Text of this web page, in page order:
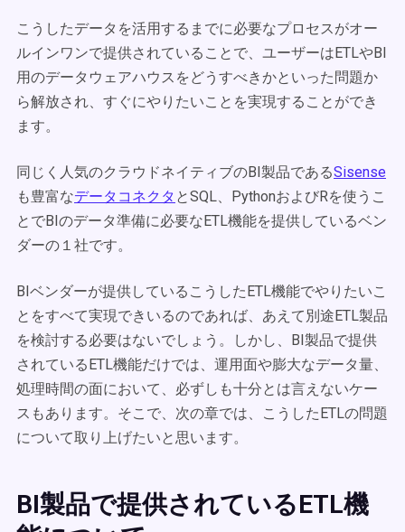
こうしたデータを活用するまでに必要なプロセスがオー
ルインワンで提供されていることで、ユーザーはETLやBI
用のデータウェアハウスをどうすべきかといった問題か
ら解放され、すぐにやりたいことを実現することができ
ます。
同じく人気のクラウドネイティブのBI製品であるSisense
も豊富なデータコネクタ とSQL、PythonおよびRを使うこ
とでBIのデータ準備に必要なETL機能を提供しているベン
ダーの１社です。
BIベンダーが提供しているこうしたETL機能でやりたいこ
とをすべて実現できいるのであれば、あえて別途ETL製品
を検討する必要はないでしょう。しかし、BI製品で提供
されているETL機能だけでは、運用面や膨大なデータ量、
処理時間の面において、必ずしも十分とは言えないケー
スもあります。そこで、次の章では、こうしたETLの問題
について取り上げたいと思います。
BI製品で提供されているETL機